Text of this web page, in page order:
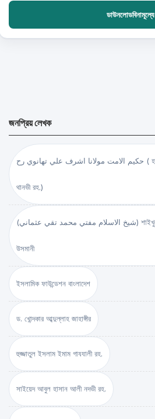
ডাউনলোডবিনামূল্যে
জনপ্রিয় লেখক
حكيم الامت مولانا اشرف علي تهانوي رح ( হাকীমুল উম্মত মাওলানা আশরাফ আলী
থানভী রহ.)
(شيخ الاسلام مفتي محمد تقي عثماني) শাইখুল ইসলাম মুফতী মুহাম্মদ তাকী
উসমানী
ইসলামিক ফাউন্ডেশন বাংলাদেশ
ড. খোন্দকার আব্দুল্লাহ জাহাঙ্গীর
হুজ্জাতুল ইসলাম ইমাম গাযযালী রহ.
সাইয়েদ আবুল হাসান আলী নদভী রহ.